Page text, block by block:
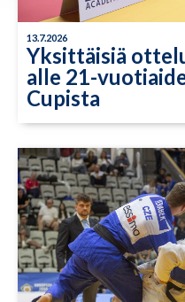
13.7.2026
Yksittäisiä
alle 21-
Cupista